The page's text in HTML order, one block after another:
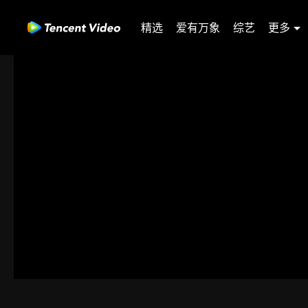
精选 爱有万象 综艺 更多